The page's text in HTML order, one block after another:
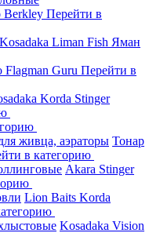
Berkley Перейти в
Kosadaka Liman Fish Яман
Flagman Guru Перейти в
Korda Stinger
живца, аэраторы Тонар
в категорию
Akara Stinger
Lion Baits Korda
Kosadaka Vision